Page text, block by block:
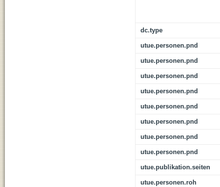
dc.type
utue.personen.pnd
utue.personen.pnd
utue.personen.pnd
utue.personen.pnd
utue.personen.pnd
utue.personen.pnd
utue.personen.pnd
utue.personen.pnd
utue.publikation.seiten
utue.personen.roh